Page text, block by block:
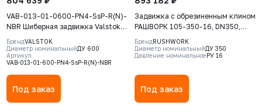
VAB-013-01-0600-PN4-SsP-R(N)-
NBR Шиберная задвижка Valstok,
серия VAB, DN 0600, PN4,
редуктор (ISO-фланец)
невыдвижной шток, корпус GJS-
400-15 (GGG40), нож AISI304,
седловое уплотнение NBR
БрендVALSTOK
Диаметр номинальныйДУ 600
Артикул
VAB-013-01-600-PN4-SsP-R(N)-NBR
Под заказ
Задвижка с обрезиненным клином
РАШВОРК 105-350-16, DN350,
PN16, корпус - GJS-500-7
(GGG50), клин - GJS-500-7
(GGG50), уплотнение - EPDM, Ф/
SA14.6, 380В (без указателя
положения)
БрендRUSHWORK
Диаметр номинальныйДУ 350
Давление номинальноеРУ 16
Под заказ